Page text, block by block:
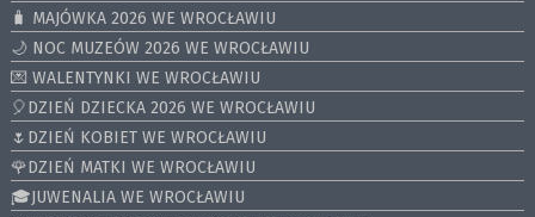
🧳 MAJÓWKA 2026 WE WROCŁAWIU
🌙 NOC MUZEÓW 2026 WE WROCŁAWIU
💌 WALENTYNKI WE WROCŁAWIU
🎈DZIEŃ DZIECKA 2026 WE WROCŁAWIU
🌷DZIEŃ KOBIET WE WROCŁAWIU
🌹DZIEŃ MATKI WE WROCŁAWIU
🎓JUWENALIA WE WROCŁAWIU